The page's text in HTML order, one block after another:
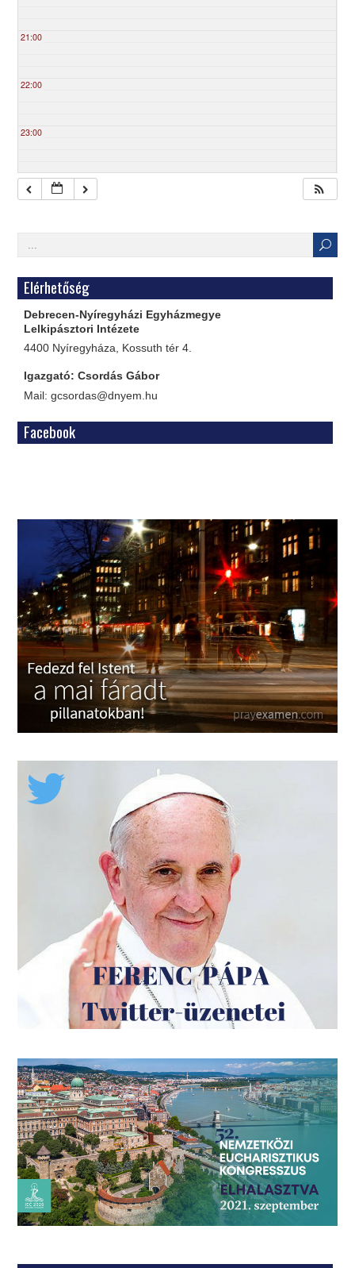
21:00
22:00
23:00
Elérhetőség
Debrecen-Nyíregyházi Egyházmegye
Lelkipásztori Intézete
4400 Nyíregyháza, Kossuth tér 4.
Igazgató: Csordás Gábor
Mail: gcsordas@dnyem.hu
Facebook